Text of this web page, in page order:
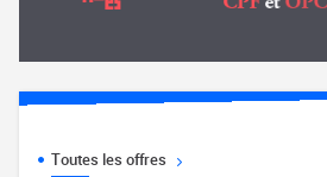
Toutes les offres